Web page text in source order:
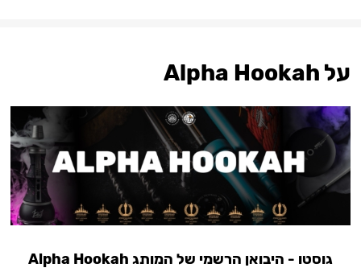
על Alpha Hookah
גוסטו - היבואן הרשמי של המותג Alpha Hookah